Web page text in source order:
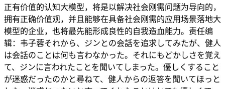
正有价值的认知大模型，将是以解决社会刚需问题为导向的，
拥有正确价值观，并且能够在具备社会刚需的应用场景落地大
模型的企业，也将最先能形成良性的自我造血能力。责任编
辑：韦子蓉それから、ジンとの会話を追求してみたが、健人
は会話のことは何も言わなかった。それにもどかしさを覚え
て、ジンに言われたことを聞いてしまった。優しくすること
が迷惑だったのかと尋ねて、健人からの返答を聞いてほっと